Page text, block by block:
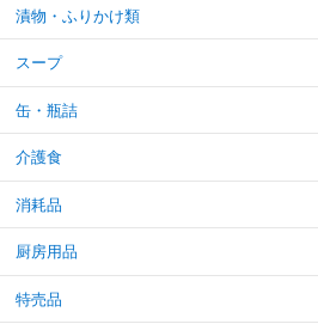
漬物・ふりかけ類
スープ
缶・瓶詰
介護食
消耗品
厨房用品
特売品